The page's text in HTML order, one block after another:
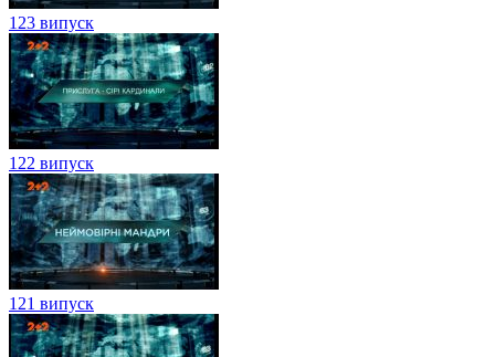
123 випуск
122 випуск
121 випуск